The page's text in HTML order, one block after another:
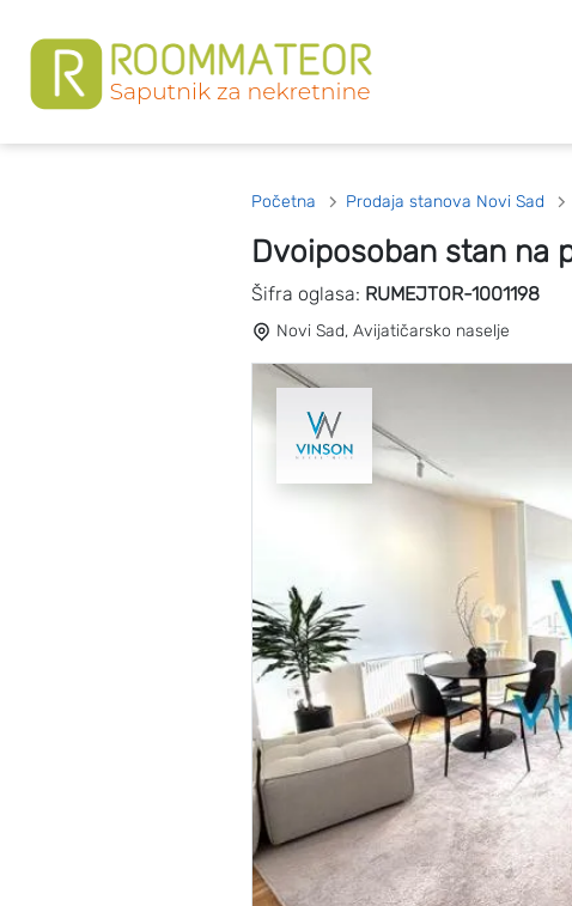
Početna Prodaja stanova Novi Sad
Dvoiposoban stan na
Šifra oglasa: RUMEJTOR-1001198
Novi Sad, Avijatičarsko naselje